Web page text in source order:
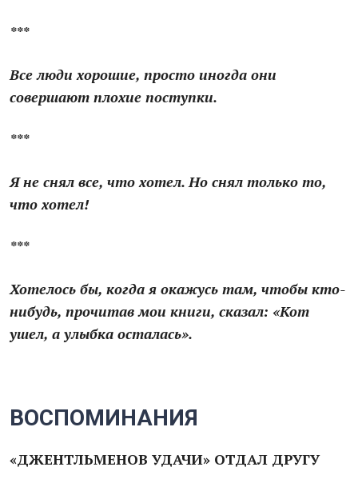
***
Все люди хорошие, просто иногда они
совершают плохие поступки.
***
Я не снял все, что хотел. Но снял только то,
что хотел!
***
Хотелось бы, когда я окажусь там, чтобы кто-
нибудь, прочитав мои книги, сказал: «Кот
ушел, а улыбка осталась».
ВОСПОМИНАНИЯ
«ДЖЕНТЛЬМЕНОВ УДАЧИ» ОТДАЛ ДРУГУ